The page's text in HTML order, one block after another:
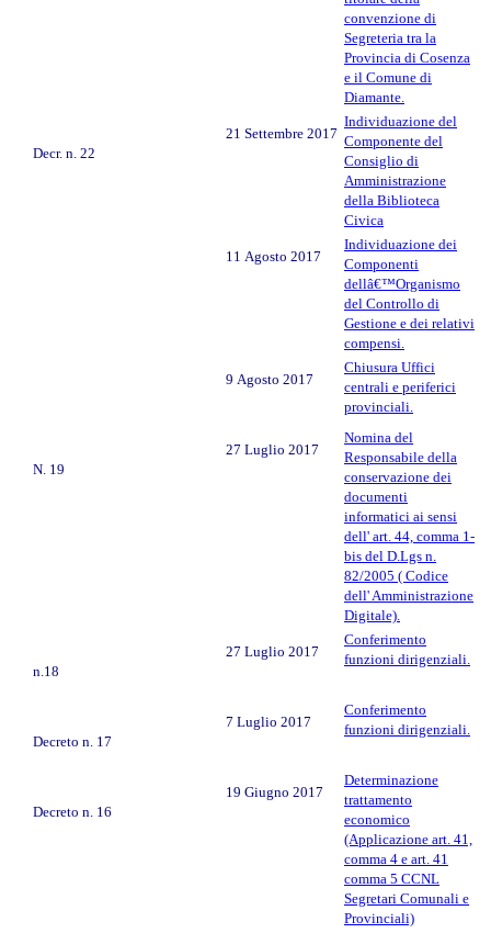
convenzione di
Segreteria tra la
Provincia di Cosenza
e il Comune di
Diamante.
Decr. n. 22
21 Settembre 2017
Individuazione del
Componente del
Consiglio di
Amministrazione
della Biblioteca
Civica
11 Agosto 2017
Individuazione dei
Componenti
dellâ€™Organismo
del Controllo di
Gestione e dei relativi
compensi.
9 Agosto 2017
Chiusura Uffici
centrali e periferici
provinciali.
N. 19
27 Luglio 2017
Nomina del
Responsabile della
conservazione dei
documenti
informatici ai sensi
dell' art. 44, comma 1-
bis del D.Lgs n.
82/2005 ( Codice
dell' Amministrazione
Digitale).
n.18
27 Luglio 2017
Conferimento
funzioni dirigenziali.
Decreto n. 17
7 Luglio 2017
Conferimento
funzioni dirigenziali.
Decreto n. 16
19 Giugno 2017
Determinazione
trattamento
economico
(Applicazione art. 41,
comma 4 e art. 41
comma 5 CCNL
Segretari Comunali e
Provinciali)